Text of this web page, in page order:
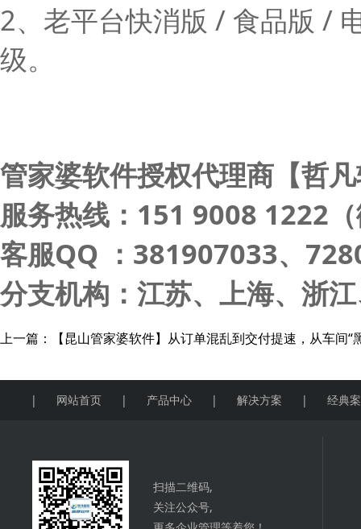
2、老平台快消版 / 食品版 /
级。
管家婆软件授权代理商【哲
服务热线：151 9008 1222
客服QQ ：381907033、
分支机构：江苏、上海、浙
上一篇： 【昆山管家婆软件】从订单混乱到交付提速，从车间
| 网站首页 | 产品中心 | 解决方案 | 经典
扫描二维码,
关注公众号,